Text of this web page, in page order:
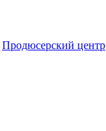
Продюсерский центр